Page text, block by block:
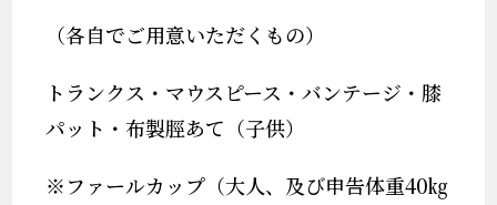
（各自でご用意いただくもの）
トランクス・マウスピース・バンテージ・膝
パット・布製脛あて（子供）
※ファールカップ（大人、及び申告体重40㎏